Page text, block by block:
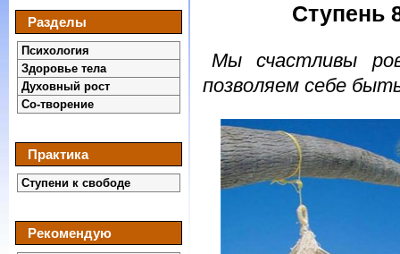
Разделы
Психология
Здоровье тела
Духовный рост
Со-творение
Практика
Ступени к свободе
Рекомендую
Ступень
Мы счастливы
позволяем себе